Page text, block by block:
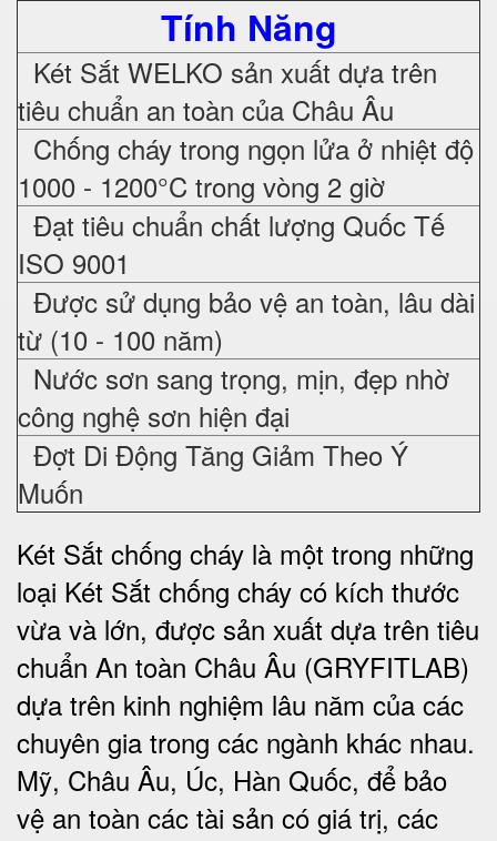
Tính Năng
Két Sắt WELKO sản xuất dựa trên
tiêu chuẩn an toàn của Châu Âu
Chống cháy trong ngọn lửa ở nhiệt độ
1000 - 1200°C trong vòng 2 giờ
Đạt tiêu chuẩn chất lượng Quốc Tế
ISO 9001
Được sử dụng bảo vệ an toàn, lâu dài
từ (10 - 100 năm)
Nước sơn sang trọng, mịn, đẹp nhờ
công nghệ sơn hiện đại
Đợt Di Động Tăng Giảm Theo Ý
Muốn
Két Sắt chống cháy là một trong những
loại Két Sắt chống cháy có kích thước
vừa và lớn, được sản xuất dựa trên tiêu
chuẩn An toàn Châu Âu (GRYFITLAB)
dựa trên kinh nghiệm lâu năm của các
chuyên gia trong các ngành khác nhau.
Mỹ, Châu Âu, Úc, Hàn Quốc, để bảo
vệ an toàn các tài sản có giá trị, các